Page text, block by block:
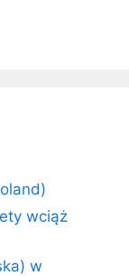
wciąż
w